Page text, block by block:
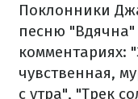
Поклонники
песню "Вдячна"
комментариях:
чувственная,
с утра", "Трек